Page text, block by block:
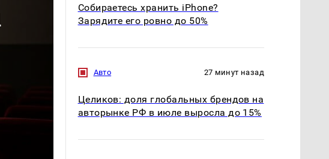
Собираетесь хранить iPhone?
Зарядите его ровно до 50%
Авто 27 минут назад
Целиков: доля глобальных брендов на
авторынке РФ в июле выросла до 15%